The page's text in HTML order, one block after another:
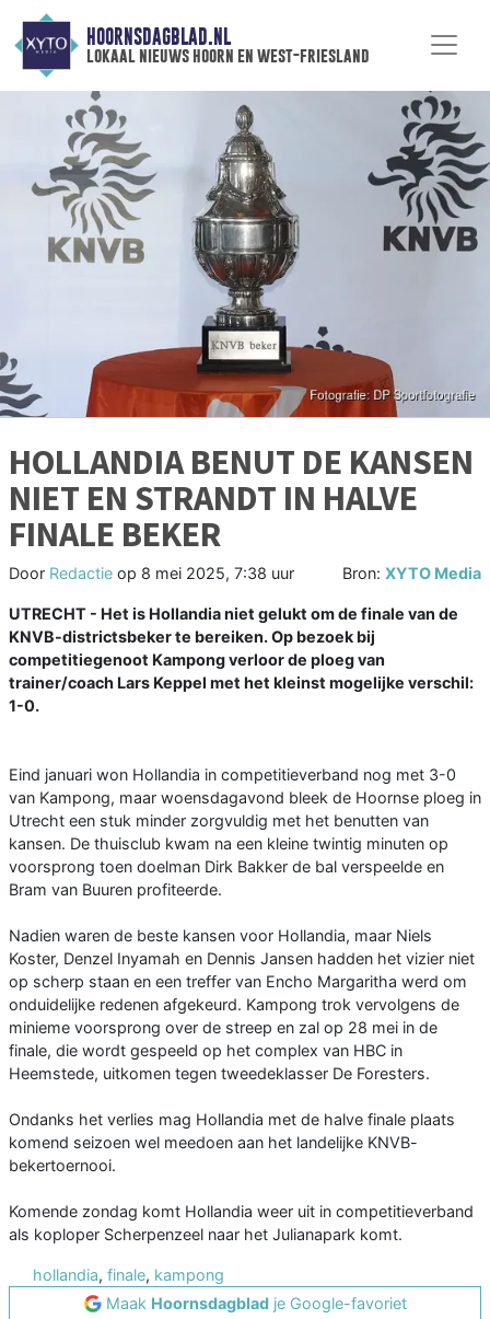
HOORNSDAGBLAD.NL
lokaal nieuws hoorn en west-friesland
HOLLANDIA BENUT DE KANSEN
NIET EN STRANDT IN HALVE
FINALE BEKER
Door Redactie op 8 mei 2025, 7:38 uur Bron: XYTO Media
UTRECHT - Het is Hollandia niet gelukt om de finale van de
KNVB-districtsbeker te bereiken. Op bezoek bij
competitiegenoot Kampong verloor de ploeg van
trainer/coach Lars Keppel met het kleinst mogelijke verschil:
1-0.
Eind januari won Hollandia in competitieverband nog met 3-0
van Kampong, maar woensdagavond bleek de Hoornse ploeg in
Utrecht een stuk minder zorgvuldig met het benutten van
kansen. De thuisclub kwam na een kleine twintig minuten op
voorsprong toen doelman Dirk Bakker de bal verspeelde en
Bram van Buuren profiteerde.
Nadien waren de beste kansen voor Hollandia, maar Niels
Koster, Denzel Inyamah en Dennis Jansen hadden het vizier niet
op scherp staan en een treffer van Encho Margaritha werd om
onduidelijke redenen afgekeurd. Kampong trok vervolgens de
minieme voorsprong over de streep en zal op 28 mei in de
finale, die wordt gespeeld op het complex van HBC in
Heemstede, uitkomen tegen tweedeklasser De Foresters.
Ondanks het verlies mag Hollandia met de halve finale plaats
komend seizoen wel meedoen aan het landelijke KNVB-
bekertoernooi.
Komende zondag komt Hollandia weer uit in competitieverband
als koploper Scherpenzeel naar het Julianapark komt.
hollandia, finale, kampong
Maak Hoornsdagbladje Google-favoriet